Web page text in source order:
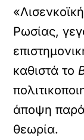
Ρωσίας,
καθιστά το
άποψη παρά
θεωρία.